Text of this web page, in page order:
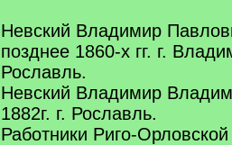
Невский Владимир
позднее 1860-х гг. г.
Рославль.
Невский Владимир
1882г. г. Рославль.
Работники Риго-